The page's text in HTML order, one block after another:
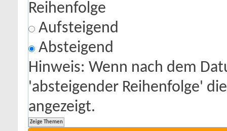
Reihenfolge
Aufsteigend
Absteigend
Hinweis: Wenn nach dem
'absteigender Reihenfolge'
angezeigt.